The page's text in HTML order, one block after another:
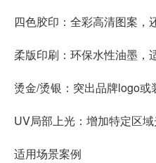
四色胶印：全彩高清图案，
柔版印刷：环保水性油墨，
烫金/烫银：突出品牌logo或
UV局部上光：增加特定区域
适用场景案例